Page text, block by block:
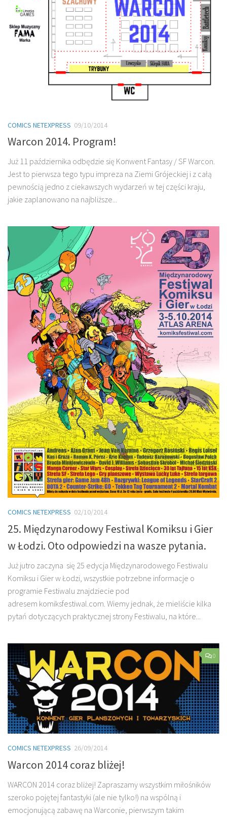
COMICS NETEXPRESS 09/10/2014
Warcon 2014. Program!
Już 11 października odbędzie się Konwent Fantasy / SF Warcon.
Jest to pierwsza tego typu impreza na Ziemi Grójeckiej i z całą
pewnością jedno z ciekawszych wydarzeń w tej części kraju,
jakie zaplanowano na najbliższe...
COMICS NETEXPRESS 02/10/2014
25. Międzynarodowy Festiwal Komiksu i Gier
w Łodzi. Oto odpowiedzi na wasze pytania.
Już jutro zaczyna się 25 edycja Międzynarodowego Festiwalu
Komiksu i Gier w Łodzi, wszystkie potrzebne informacje o
programie Festiwalu znajdziecie pod
adresem komiksfestiwal.com. Wiemy jednak, że mieliście kilka
pytań dotyczących praktycznej strony Festiwalu, na które...
0
COMICS NETEXPRESS 26/09/2014
Warcon 2014 coraz bliżej!
WARCON 2014 coraz bliżej! Zapraszamy wszystkim miłośników
szeroko pojętej fantastyki (ale nie tylko!) na wspólną i
emocjonującą zabawę na Warconie, pierwszym takim